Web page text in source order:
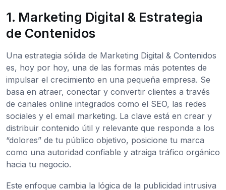
1. Marketing Digital & Estrategia
de Contenidos
Una estrategia sólida de Marketing Digital & Contenidos
es, hoy por hoy, una de las formas más potentes de
impulsar el crecimiento en una pequeña empresa. Se
basa en atraer, conectar y convertir clientes a través
de canales online integrados como el SEO, las redes
sociales y el email marketing. La clave está en crear y
distribuir contenido útil y relevante que responda a los
“dolores” de tu público objetivo, posicione tu marca
como una autoridad confiable y atraiga tráfico orgánico
hacia tu negocio.
Este enfoque cambia la lógica de la publicidad intrusiva